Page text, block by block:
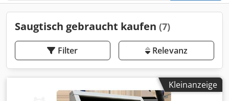
Saugtisch gebraucht kaufen (7)
Filter Relevanz
Kleinanzeige